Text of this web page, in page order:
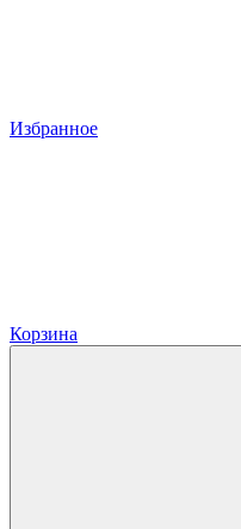
Избранное
Корзина